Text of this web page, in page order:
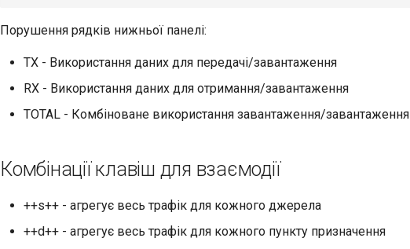
Порушення рядків нижньої панелі:
TX - Використання даних для передачі/завантаження
RX - Використання даних для отримання/завантаження
TOTAL - Комбіноване використання завантаження/завантаження
Комбінації клавіш для взаємодії
++s++ - агрегує весь трафік для кожного джерела
++d++ - агрегує весь трафік для кожного пункту призначення